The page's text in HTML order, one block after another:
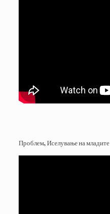
Проблем, Иселување на младите